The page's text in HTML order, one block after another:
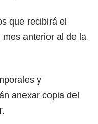
que recibirá el
anterior al de la
y
anexar copia del